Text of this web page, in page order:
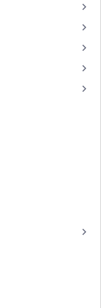
keyboard_arrow_right
keyboard_arrow_right
keyboard_arrow_right
keyboard_arrow_right
keyboard_arrow_right
keyboard_arrow_right